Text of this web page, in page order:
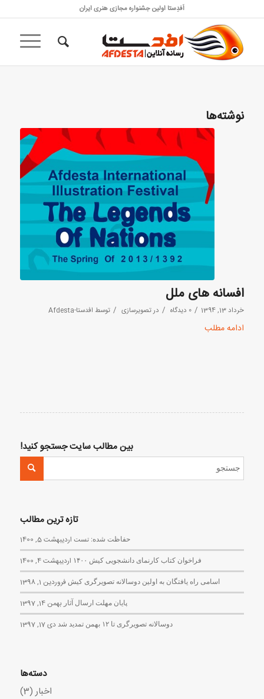
اَفدِستا اولین جشنواره مجازی هنری ایران
نوشته‌ها
افسانه های ملل
خرداد 13, 1394 / 0 دیدگاه / در تصویرسازی / توسط افدستا-Afdesta
ادامه مطلب
بین مطالب سایت جستجو کنید!
تازه ترین مطالب
حفاظت شده: تست اردیبهشت 5, 1400
فراخوان کتاب کارنمای دانشجویی کیش ۱۴۰۰ اردیبهشت 4, 1400
اسامی راه یافتگان به اولین دوسالانه تصویرگری کیش فروردین 1, 1398
پایان مهلت ارسال آثار بهمن 14, 1397
دوسالانه تصویرگری تا ۱۲ بهمن تمدید شد دی 17, 1397
دسته‌ها
اخبار (3)